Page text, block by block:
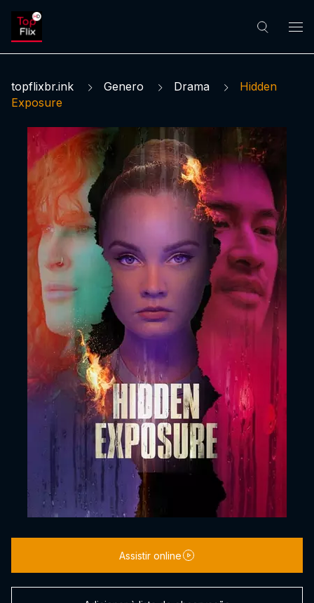
topflixbr.ink Genero Drama
Hidden
Exposure
Assistir online